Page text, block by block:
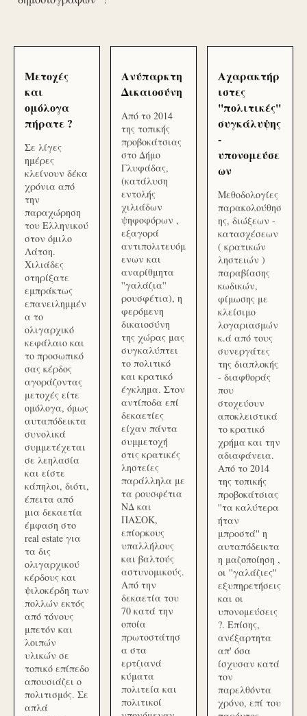
Μετοχές
και
ομόλογα
πήρατε ?
Σε λίγες
ημέρες
κλείνουν δέκα
χρόνια από
την
παραχώρηση
του Ελληνικού
στον όμιλο
Λάτση.
Χιλιάδες
στηρίξατε
εμπράκτως
επανειλημμέν
α το
ολιγαρχικό
κεφάλαιο και
το προσωπικό
σας κέρδος
αγοράζοντας
μετοχές είτε
ομόλογα, όμως
αυταπόδεικτα
συνολικά
συμμετέχεται
σε λεηλασία
και είστε
κάπηλοι, διότι,
έπειτα από
μια δεκαετία
έμφαση στο
real estate για
τα δις
ολιγαρχικού
κέρδους και
ψιλοκέρδη των
πολλών εκτός
από τόνους
μπετόν και
λοιπών
υλικών σε
τοπικό επίπεδο
απουσιάζει ο
πολιτισμός. Σε
απλά
Ανύπαρκτη
Δικαιοσύνη
Από το 2014
της τοπικής
προβοκάτσιας
στο Δήμο
Γλυφάδας,
(κατάλυση
εντολής
χιλιάδων
ψηφοφόρων ,
εξαγορά
αντιπολιτευόμ
ενων και
αναρίθμητα
''γαλάζια''
ρουσφέτια), η
φερόμενη
δικαιοσύνη
της χώρας μας
συγκαλύπτει
το πολιτικό
και κρατικό
έγκλημα. Στον
αντίποδα επί
δεκαετίες
είχαν πάντα
συμμετοχή
στις κρατικές
ληστείες
παράλληλα με
τα ρουσφέτια
ΝΔ και
ΠΑΣΟΚ,
επίορκους
υπαλλήλους
και βαλτούς
αστυνομικούς.
Από την
δεκαετία του
70 κατά την
οποία
πρωτοστάτησ
α στα
ερτζιανά
κύματα
πολιτεία και
πολιτικοί
Αχαρακτήρ
ιστες
''πολιτικές''
συγκάλυψης
-
υπονομεύσε
ων
Μεθοδολογίες
παρακολούθησ
ης, διώξεων -
κατασχέσεων
( κρατικών
ληστειών )
παραβίασης
κωδικών,
φίμωσης με
κλείσιμο
λογαριασμών
κ.ά από τους
συνεργάτες
της διαπλοκής
- διαφθοράς
που
στοχεύουν
αποκλειστικά
το κρατικό
χρήμα και την
αδιαφάνεια.
Από το 2014
της τοπικής
προβοκάτσιας
''τα καλύτερα
ήταν
μπροστά'' η
αυταπόδεικτα
η μαζοποίηση ,
οι ''γαλάζιες''
εξυπηρετήσεις
και οι
υπονομεύσεις
?. Επίσης,
ανέξαρτητα
απ' όσα
ίσχυσαν κατά
τον
παρελθόντα
χρόνο, επί του